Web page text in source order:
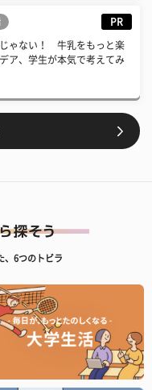
PR
ゃない！ 牛乳をもっと楽
ア、学生が本気で考えてみ
、6つのトビラ